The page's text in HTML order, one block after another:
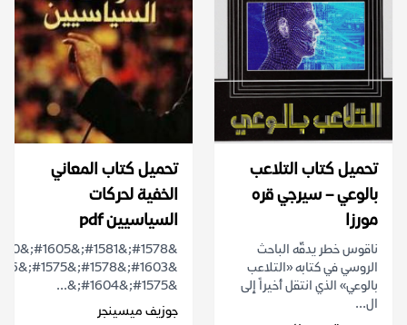
تحميل كتاب التلاعب
بالوعي – سيرجي قره
مورزا
ناقوس خطر يدقّه الباحث
الروسي في كتابه «التلاعب
بالوعي» الذي انتقل أخيراً إلى
ال...
تحميل كتاب المعاني
الخفية لحركات
السياسيين pdf
&#1575;&#1604;&...
جوزيف ميسينجر